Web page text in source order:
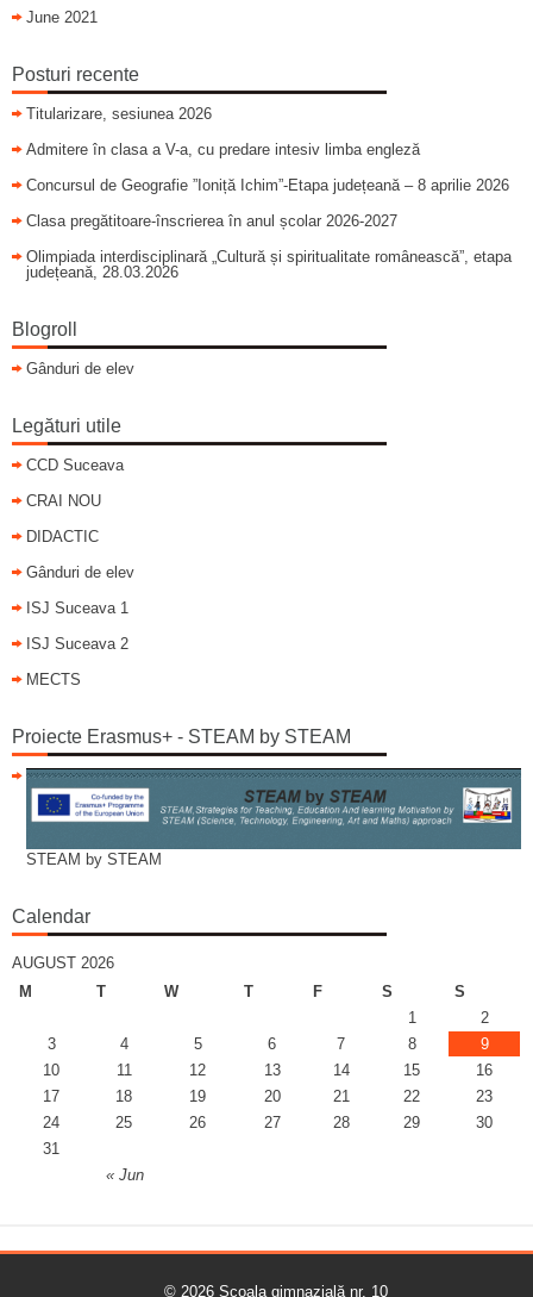
June 2021
Posturi recente
Titularizare, sesiunea 2026
Admitere în clasa a V-a, cu predare intesiv limba engleză
Concursul de Geografie ”Ioniță Ichim”-Etapa județeană – 8 aprilie 2026
Clasa pregătitoare-înscrierea în anul școlar 2026-2027
Olimpiada interdisciplinară „Cultură și spiritualitate românească”, etapa
județeană, 28.03.2026
Blogroll
Gânduri de elev
Legături utile
CCD Suceava
CRAI NOU
DIDACTIC
Gânduri de elev
ISJ Suceava 1
ISJ Suceava 2
MECTS
Proiecte Erasmus+ - STEAM by STEAM
STEAM by STEAM
Calendar
AUGUST 2026
M
T W T F S S
« Jun
1
2
3
4 5 6 7 8
9
10
11 12 13 14 15
16
17
18 19 20 21 22
23
24
25 26 27 28 29
30
31
© 2026 Școala gimnazială nr. 10